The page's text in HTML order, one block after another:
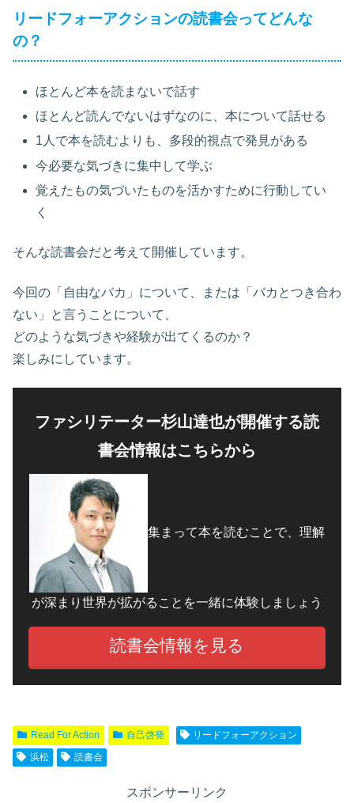
リードフォーアクションの読書会ってどんな
の？
ほとんど本を読まないで話す
ほとんど読んでないはずなのに、本について話せる
1人で本を読むよりも、多段的視点で発見がある
今必要な気づきに集中して学ぶ
覚えたもの気づいたものを活かすために行動してい
く
そんな読書会だと考えて開催しています。
今回の「自由なバカ」について、または「バカとつき合わ
ない」と言うことについて、
どのような気づきや経験が出てくるのか？
楽しみにしています。
ファシリテーター杉山達也が開催する読
書会情報はこちらから
集まって本を読むことで、理解
が深まり世界が拡がることを一緒に体験しましょう
読書会情報を見る
Read For Action 自己啓発
リードフォーアクション
浜松
読書会
スポンサーリンク